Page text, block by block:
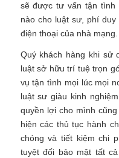
sẽ được tư vấn tận tình
nào cho luật sư, phí
điện thoại của nhà mạng.
Quý khách hàng khi sử
luật sở hữu trí tuệ trọn
vụ tận tình mọi lúc mọi
luật sư giàu kinh
quyền lợi cho mình
hiện các thủ tục hành
chóng và tiết kiệm chi
tuyệt đối bảo mật tất